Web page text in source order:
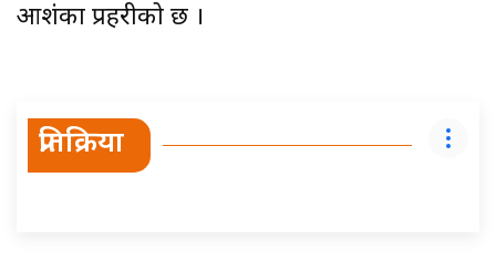
आशंका प्रहरीको छ ।
प्रतिक्रिया